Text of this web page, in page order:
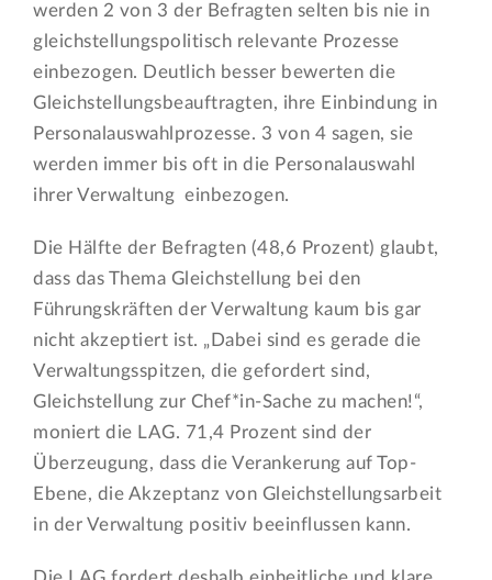
werden 2 von 3 der Befragten selten bis nie in
gleichstellungspolitisch relevante Prozesse
einbezogen. Deutlich besser bewerten die
Gleichstellungsbeauftragten, ihre Einbindung in
Personalauswahlprozesse. 3 von 4 sagen, sie
werden immer bis oft in die Personalauswahl
ihrer Verwaltung einbezogen.
Die Hälfte der Befragten (48,6 Prozent) glaubt,
dass das Thema Gleichstellung bei den
Führungskräften der Verwaltung kaum bis gar
nicht akzeptiert ist. „Dabei sind es gerade die
Verwaltungsspitzen, die gefordert sind,
Gleichstellung zur Chef*in-Sache zu machen!“,
moniert die LAG. 71,4 Prozent sind der
Überzeugung, dass die Verankerung auf Top-
Ebene, die Akzeptanz von Gleichstellungsarbeit
in der Verwaltung positiv beeinflussen kann.